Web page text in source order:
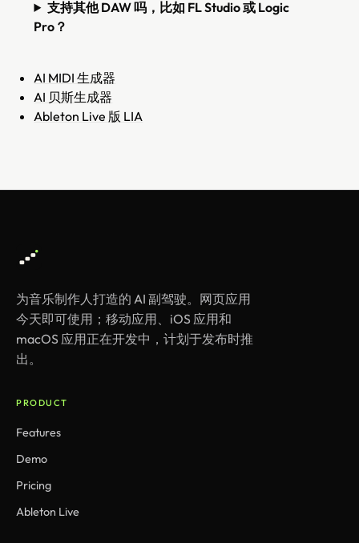
支持其他 DAW 吗，比如 FL Studio 或 Logic
Pro？
AI MIDI 生成器
AI 贝斯生成器
Ableton Live 版 LIA
为音乐制作人打造的 AI 副驾驶。网页应用
今天即可使用；移动应用、iOS 应用和
macOS 应用正在开发中，计划于发布时推
出。
PRODUCT
Features
Demo
Pricing
Ableton Live